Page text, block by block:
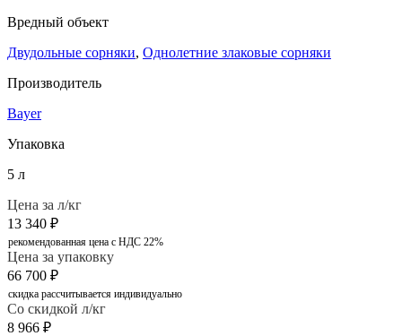
Вредный объект
Двудольные сорняки, Однолетние злаковые сорняки
Производитель
Bayer
Упаковка
5 л
Цена за л/кг
13 340 ₽
рекомендованная цена с НДС 22%
Цена за упаковку
66 700 ₽
скидка рассчитывается индивидуально
Со скидкой л/кг
8 966 ₽